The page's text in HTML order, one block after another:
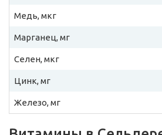
Медь, мкг
Марганец, мг
Селен, мкг
Цинк, мг
Железо, мг